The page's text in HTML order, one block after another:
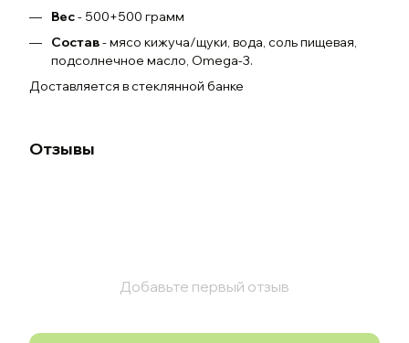
Вес- 500+500 грамм
Состав- мясо кижуча/щуки, вода, соль пищевая,
подсолнечное масло, Omega-3.
Доставляется в стеклянной банке
Отзывы
Добавьте первый отзыв